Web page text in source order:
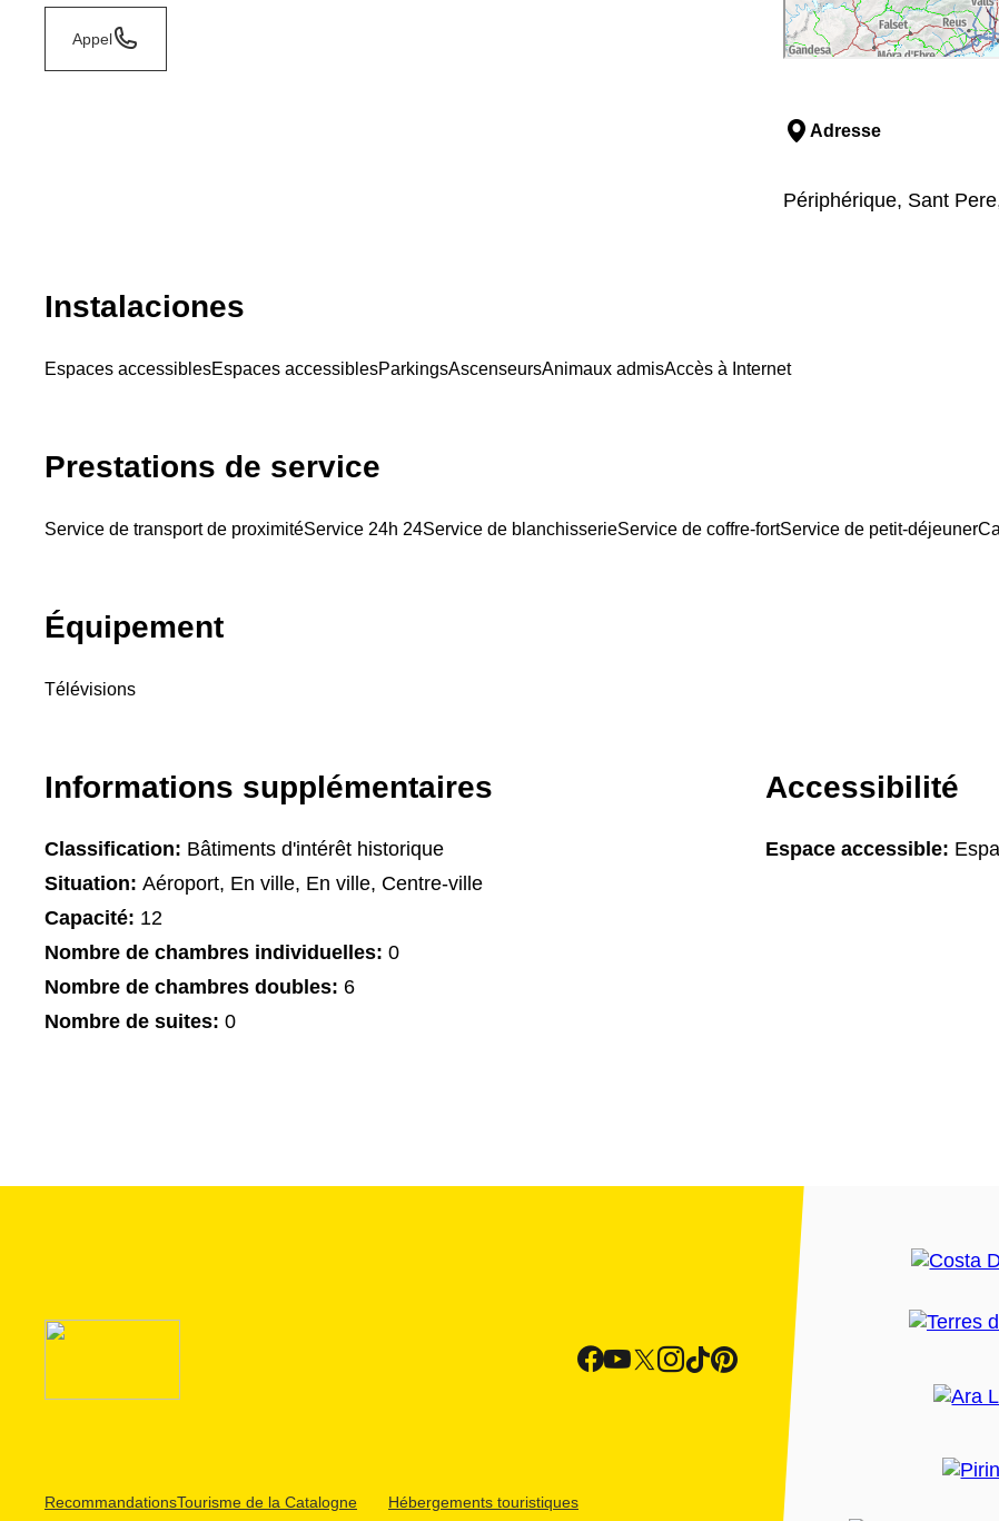
Appel
Adresse
Périphérique, Sant
Instalaciones
Espaces accessiblesEspaces accessiblesParkingsAscenseursAnimaux admisAccès à Internet
Prestations de service
Service de transport de proximitéService 24h 24Service de blanchisserieService de coffre-fortService de petit-déjeuner
Équipement
Télévisions
Informations supplémentaires
Classification: Bâtiments d'intérêt historique
Situation: Aéroport, En ville, En ville, Centre-ville
Capacité: 12
Nombre de chambres individuelles: 0
Nombre de chambres doubles: 6
Nombre de suites: 0
Accessibilité
Espace accessible:
RecommandationsTourisme de la Catalogne
Hébergements touristiques